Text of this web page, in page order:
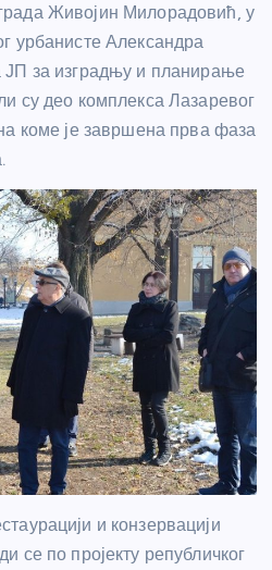
Живојин Милорадовић, у
урбанисте Александра
ЈП за изградњу и планирање
су део комплекса Лазаревог
коме је завршена прва фаза
и конзервацији
се по пројекту републичког